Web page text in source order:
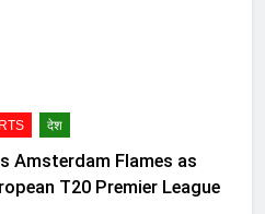
देश
Amsterdam Flames as
T20 Premier League